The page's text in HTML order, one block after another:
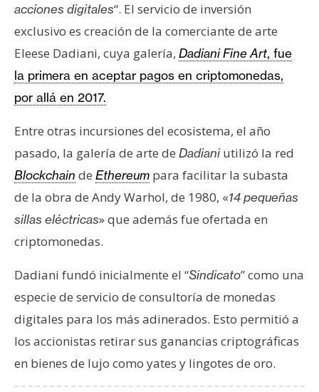
N
o
t
s
d
P
r
e
n
s
a
T
e
a
s
acciones digitales“. El servicio de inversión
exclusivo es creación de la comerciante de arte
Eleese Dadiani, cuya galería, Dadiani Fine Art, fue
la primera en aceptar pagos en criptomonedas,
por allá en 2017.
Entre otras incursiones del ecosistema, el año
pasado, la galería de arte de Dadianiutilizó la red
Blockchain de Ethereum para facilitar la subasta
de la obra de Andy Warhol, de 1980, «14 pequeñas
sillas eléctricas» que además fue ofertada en
criptomonedas.
Dadiani fundó inicialmente el “Sindicato” como una
especie de servicio de consultoría de monedas
digitales para los más adinerados. Esto permitió a
los accionistas retirar sus ganancias criptográficas
en bienes de lujo como yates y lingotes de oro.